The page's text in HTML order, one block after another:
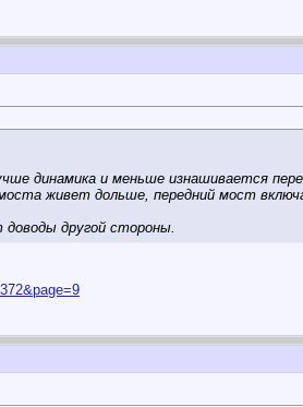
динамика и меньше изнашивается
живет дольше, передний мост
другой стороны.